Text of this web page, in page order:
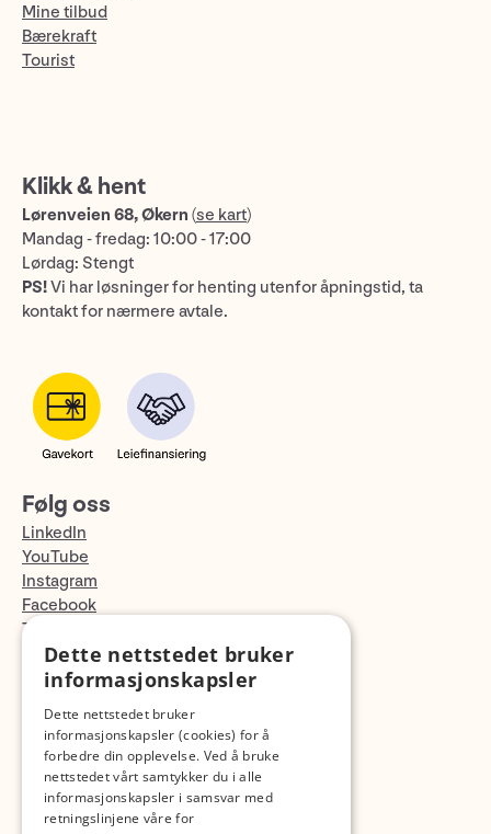
Mine tilbud
Bærekraft
Tourist
Klikk & hent
Lørenveien 68, Økern (se kart)
Mandag - fredag: 10:00 - 17:00
Lørdag: Stengt
PS!Vi har løsninger for henting utenfor åpningstid, ta
kontakt for nærmere avtale.
Følg oss
LinkedIn
YouTube
Instagram
Facebook
TikTok
Fotopodden
Dette nettstedet bruker
informasjonskapsler
Dette nettstedet bruker
informasjonskapsler (cookies) for å
forbedre din opplevelse. Ved å bruke
nettstedet vårt samtykker du i alle
informasjonskapsler i samsvar med
retningslinjene våre for